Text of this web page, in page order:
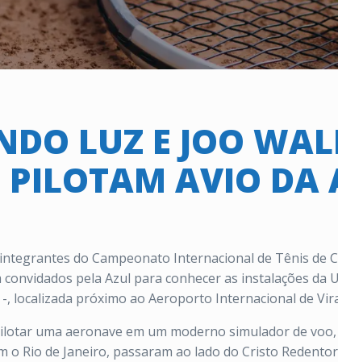
LUZ E JOO
PILOTAM AVIO DA
do Campeonato Internacional de Tênis de
pela Azul para conhecer as instalações
localizada próximo ao Aeroporto Internacional de
uma aeronave em um moderno simulador de
Rio de Janeiro, passaram ao lado do Cristo